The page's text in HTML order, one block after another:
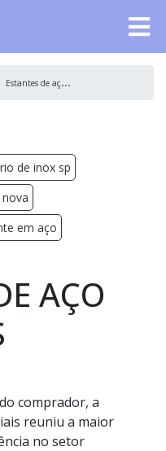
E
stantes de aço coloridas
de inox sp
em aço
AÇO
comprador, a
reuniu a maior
no setor